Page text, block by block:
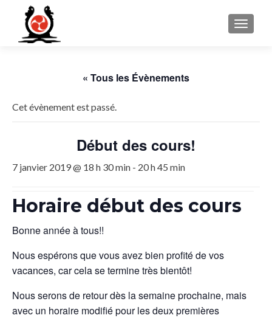
MENU
« Tous les Évènements
Cet évènement est passé.
Début des cours!
7 janvier 2019 @ 18 h 30 min - 20 h 45 min
Horaire début des cours
Bonne année à tous!!
Nous espérons que vous avez bien profité de vos
vacances, car cela se termine très bientôt!
Nous serons de retour dès la semaine prochaine, mais
avec un horaire modifié pour les deux premières